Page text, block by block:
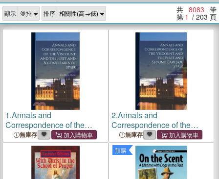
獎 臺灣漫遊錄 、 方念華 、 台灣的李
登輝時代
數學女孩：黎曼猜想 、
偉大的迷走神經
顯示 排序 共 8083 筆
第 1 / 203 頁
1.Annals and
Correspondence of the
Viscount and the First and
Second Earls of Stair
無庫存
2.Annals and
Correspondence of the
Viscount and the First and
Second Earls of Stair
無庫存
預購